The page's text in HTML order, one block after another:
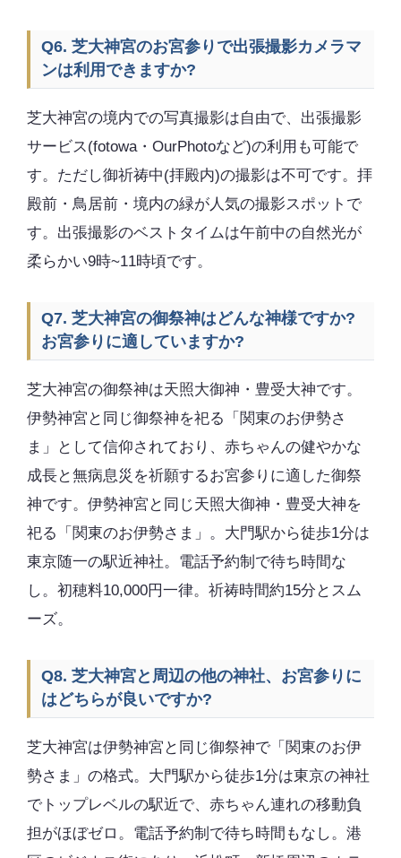
Q6. 芝大神宮のお宮参りで出張撮影カメラマ
ンは利用できますか?
芝大神宮の境内での写真撮影は自由で、出張撮影
サービス(fotowa・OurPhotoなど)の利用も可能で
す。ただし御祈祷中(拝殿内)の撮影は不可です。拝
殿前・鳥居前・境内の緑が人気の撮影スポットで
す。出張撮影のベストタイムは午前中の自然光が
柔らかい9時~11時頃です。
Q7. 芝大神宮の御祭神はどんな神様ですか?
お宮参りに適していますか?
芝大神宮の御祭神は天照大御神・豊受大神です。
伊勢神宮と同じ御祭神を祀る「関東のお伊勢さ
ま」として信仰されており、赤ちゃんの健やかな
成長と無病息災を祈願するお宮参りに適した御祭
神です。伊勢神宮と同じ天照大御神・豊受大神を
祀る「関東のお伊勢さま」。大門駅から徒歩1分は
東京随一の駅近神社。電話予約制で待ち時間な
し。初穂料10,000円一律。祈祷時間約15分とスム
ーズ。
Q8. 芝大神宮と周辺の他の神社、お宮参りに
はどちらが良いですか?
芝大神宮は伊勢神宮と同じ御祭神で「関東のお伊
勢さま」の格式。大門駅から徒歩1分は東京の神社
でトップレベルの駅近で、赤ちゃん連れの移動負
担がほぼゼロ。電話予約制で待ち時間もなし。港